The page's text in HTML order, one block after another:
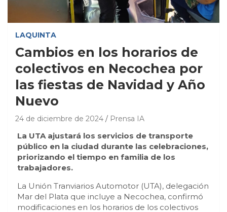
LAQUINTA
Cambios en los horarios de
colectivos en Necochea por
las fiestas de Navidad y Año
Nuevo
24 de diciembre de 2024 Prensa IA
La UTA ajustará los servicios de transporte
público en la ciudad durante las celebraciones,
priorizando el tiempo en familia de los
trabajadores.
La Unión Tranviarios Automotor (UTA), delegación
Mar del Plata que incluye a Necochea, confirmó
modificaciones en los horarios de los colectivos